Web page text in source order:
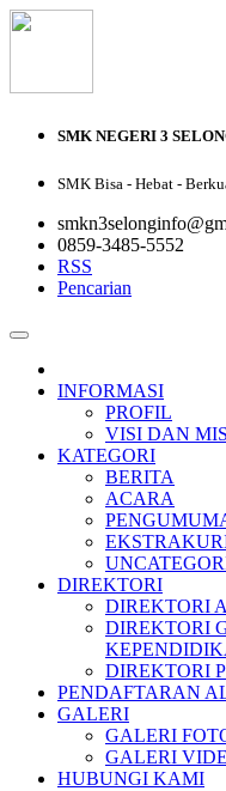
SMK NEGERI 3
SMK Bisa - Hebat -
0859-3485-5552
RSS
Pencarian
INFORMASI
PROFIL
VISI DAN
KATEGORI
BERITA
ACARA
DIREKTORI
DIREKTORI
DIREKTORI
DIREKTORI
PENDAFTARAN
GALERI
GALERI
GALERI
HUBUNGI KAMI